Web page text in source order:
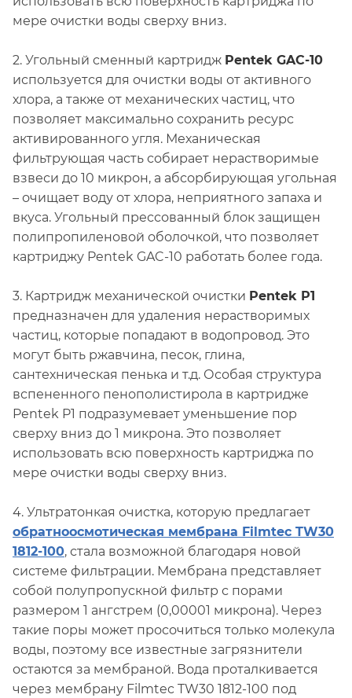
мере очистки воды сверху вниз.
2. Угольный сменный картридж Pentek GAC-10
используется для очистки воды от активного
хлора, а также от механических частиц, что
позволяет максимально сохранить ресурс
активированного угля. Механическая
фильтрующая часть собирает нерастворимые
взвеси до 10 микрон, а абсорбирующая угольная
– очищает воду от хлора, неприятного запаха и
вкуса. Угольный прессованный блок защищен
полипропиленовой оболочкой, что позволяет
картриджу Pentek GAC-10 работать более года.
3. Картридж механической очистки Pentek P1
предназначен для удаления нерастворимых
частиц, которые попадают в водопровод. Это
могут быть ржавчина, песок, глина,
сантехническая пенька и т.д. Особая структура
вспененного пенополистирола в картридже
Pentek P1 подразумевает уменьшение пор
сверху вниз до 1 микрона. Это позволяет
использовать всю поверхность картриджа по
мере очистки воды сверху вниз.
4. Ультратонкая очистка, которую предлагает
обратноосмотическая мембрана Filmtec TW30
1812-100, стала возможной благодаря новой
системе фильтрации. Мембрана представляет
собой полупропускной фильтр с порами
размером 1 ангстрем (0,00001 микрона). Через
такие поры может просочиться только молекула
воды, поэтому все известные загрязнители
остаются за мембраной. Вода проталкивается
через мембрану Filmtec TW30 1812-100 под